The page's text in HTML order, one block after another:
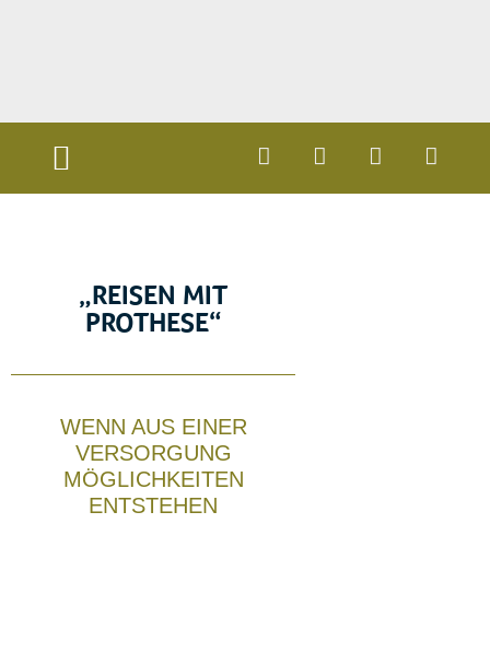
„REISEN MIT
PROTHESE“
WENN AUS EINER
VERSORGUNG
MÖGLICHKEITEN
ENTSTEHEN